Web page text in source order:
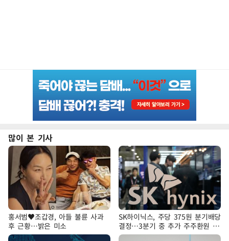
많이 본 기사
홍서범♥조갑경, 아들 불륜 사과
후 근황…밝은 미소
SK하이닉스, 주당 375원 분기배당
결정…3분기 중 추가 주주환원 발
표